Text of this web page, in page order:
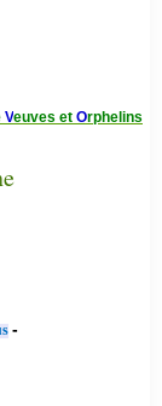
Veuves et Orphelins
-